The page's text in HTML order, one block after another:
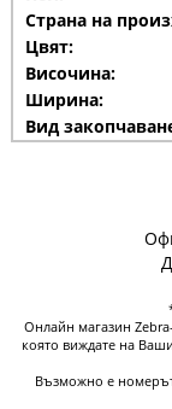
Страна на
Цвят:
Височина:
Ширина:
Вид
Онлайн магазин
която виждате на
Възможно е